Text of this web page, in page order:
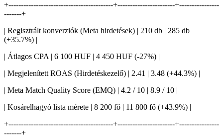
+------------------------------------------+-----------------------+----------------
-------+
| Regisztrált konverziók (Meta hirdetések) | 210 db | 285 db
(+35.7%) |
| Átlagos CPA | 6 100 HUF | 4 450 HUF (-27%) |
| Megjelenített ROAS (Hirdetéskezelő) | 2.41 | 3.48 (+44.3%) |
| Meta Match Quality Score (EMQ) | 4.2 / 10 | 8.9 / 10 |
| Kosárelhagyó lista mérete | 8 200 fő | 11 800 fő (+43.9%) |
+------------------------------------------+-----------------------+----------------
-------+